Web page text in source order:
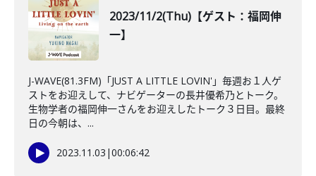
2023/11/2(Thu)【ゲスト：福岡伸
一】
J-WAVE(81.3FM)「JUST A LITTLE LOVIN'」毎週お１人ゲ
ストをお迎えして、ナビゲーターの長井優希乃とトーク。
生物学者の福岡伸一さんをお迎えしたトーク３日目。最終
日の今朝は、...
2023.11.03 |00:06:42